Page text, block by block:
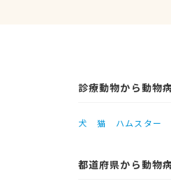
診療動物から動物
犬 猫 ハムスター
都道府県から動物